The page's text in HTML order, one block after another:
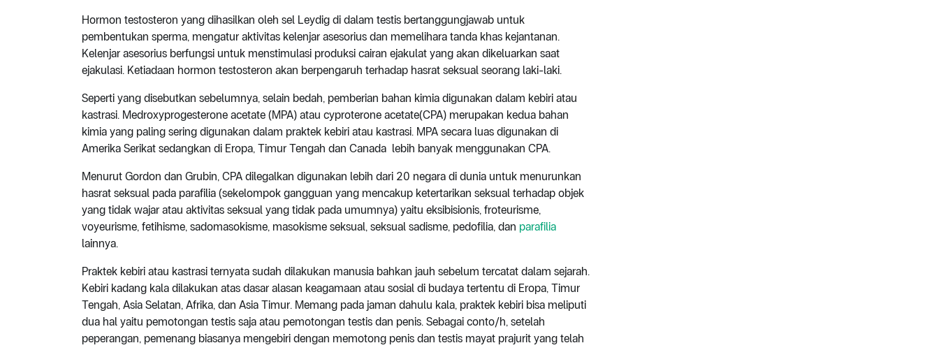
Hormon testosteron yang dihasilkan oleh sel Leydig di dalam testis bertanggungjawab untuk
pembentukan sperma, mengatur aktivitas kelenjar asesorius dan memelihara tanda khas kejantanan.
Kelenjar asesorius berfungsi untuk menstimulasi produksi cairan ejakulat yang akan dikeluarkan saat
ejakulasi. Ketiadaan hormon testosteron akan berpengaruh terhadap hasrat seksual seorang laki-laki.
Seperti yang disebutkan sebelumnya, selain bedah, pemberian bahan kimia digunakan dalam kebiri atau
kastrasi. Medroxyprogesterone acetate (MPA) atau cyproterone acetate(CPA) merupakan kedua bahan
kimia yang paling sering digunakan dalam praktek kebiri atau kastrasi. MPA secara luas digunakan di
Amerika Serikat sedangkan di Eropa, Timur Tengah dan Canada lebih banyak menggunakan CPA.
Menurut Gordon dan Grubin, CPA dilegalkan digunakan lebih dari 20 negara di dunia untuk menurunkan
hasrat seksual pada parafilia (sekelompok gangguan yang mencakup ketertarikan seksual terhadap objek
yang tidak wajar atau aktivitas seksual yang tidak pada umumnya) yaitu eksibisionis, froteurisme,
voyeurisme, fetihisme, sadomasokisme, masokisme seksual, seksual sadisme, pedofilia, dan parafilia
lainnya.
Praktek kebiri atau kastrasi ternyata sudah dilakukan manusia bahkan jauh sebelum tercatat dalam sejarah.
Kebiri kadang kala dilakukan atas dasar alasan keagamaan atau sosial di budaya tertentu di Eropa, Timur
Tengah, Asia Selatan, Afrika, dan Asia Timur. Memang pada jaman dahulu kala, praktek kebiri bisa meliputi
dua hal yaitu pemotongan testis saja atau pemotongan testis dan penis. Sebagai conto/h, setelah
peperangan, pemenang biasanya mengebiri dengan memotong penis dan testis mayat prajurit yang telah